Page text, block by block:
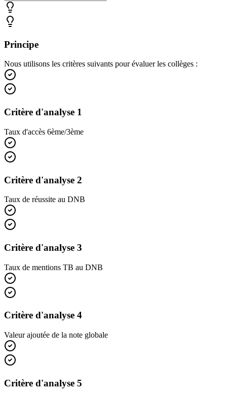
Principe
Nous utilisons les critères suivants pour évaluer les collèges :
Critère d'analyse 1
Taux d'accès 6ème/3ème
Critère d'analyse 2
Taux de réussite au DNB
Critère d'analyse 3
Taux de mentions TB au DNB
Critère d'analyse 4
Valeur ajoutée de la note globale
Critère d'analyse 5